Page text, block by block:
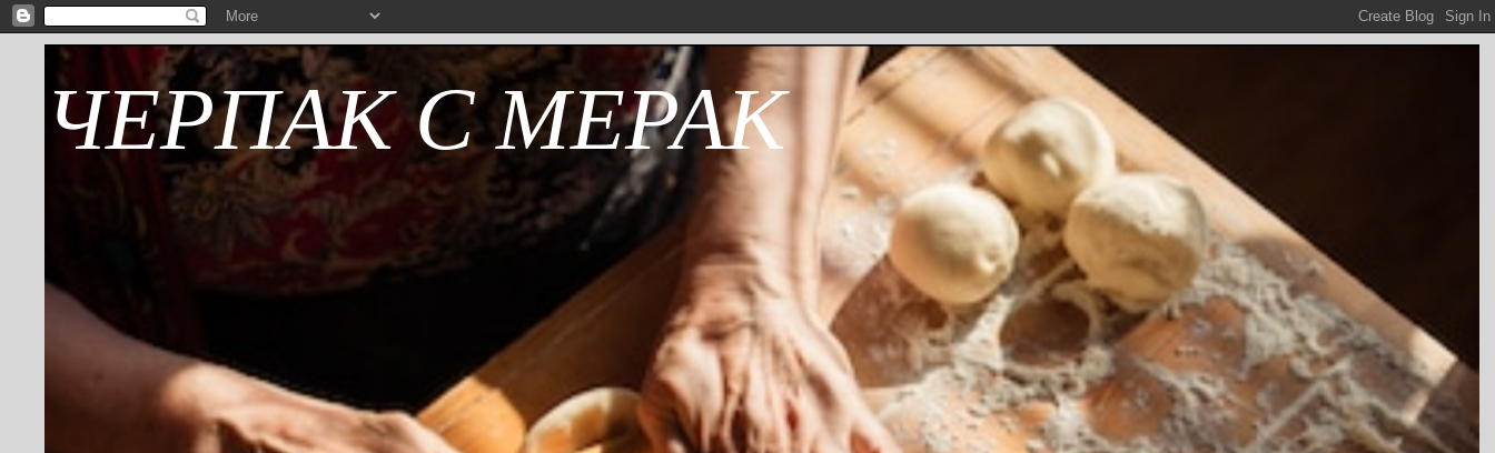
ЧЕРПАК С МЕРАК